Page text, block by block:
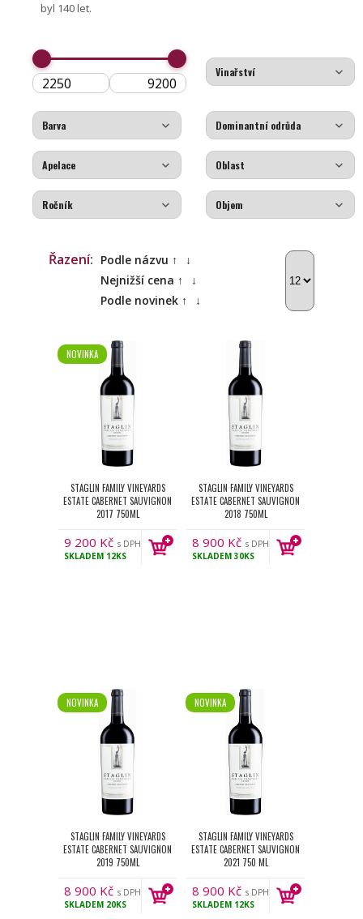
byl 140 let.
Řazení: Podle názvu ↑
↓
Nejnižší cena ↑
↓
Podle novinek ↑
↓
NOVINKA
STAGLIN FAMILY VINEYARDS
ESTATE CABERNET SAUVIGNON
2017 750ML
9 200 Kč s DPH
SKLADEM 12KS
STAGLIN FAMILY VINEYARDS
ESTATE CABERNET SAUVIGNON
2018 750ML
8 900 Kč s DPH
SKLADEM30KS
NOVINKA
STAGLIN FAMILY VINEYARDS
ESTATE CABERNET SAUVIGNON
2019 750ML
8 900 Kč s DPH
SKLADEM 20KS
NOVINKA
STAGLIN FAMILY VINEYARDS
ESTATE CABERNET SAUVIGNON
2021 750 ML
8 900 Kč s DPH
SKLADEM 12KS